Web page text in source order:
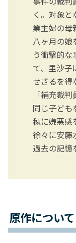
く。対象
業主婦の母
八ヶ月の娘
う衝撃的
て、里沙子
せざるを得
「補充裁
同じ子ども
穂に嫌悪感
徐々に安藤
過去の記憶
原作について